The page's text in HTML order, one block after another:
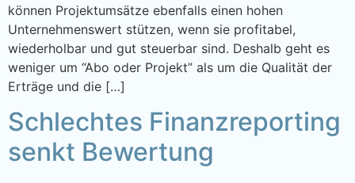
können Projektumsätze ebenfalls einen hohen
Unternehmenswert stützen, wenn sie profitabel,
wiederholbar und gut steuerbar sind. Deshalb geht es
weniger um “Abo oder Projekt” als um die Qualität der
Erträge und die […]
Schlechtes Finanzreporting
senkt Bewertung